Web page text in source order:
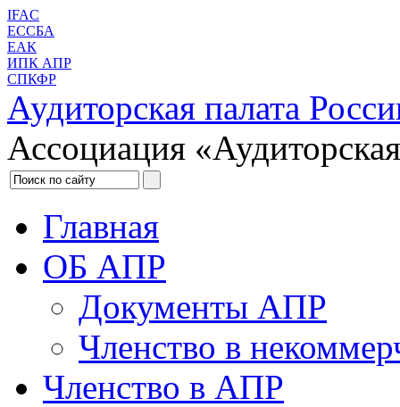
IFAC
ЕССБА
ЕАК
ИПК АПР
СПКФР
Аудиторская палата
Ассоциация
Главная
ОБ АПР
Документы АПР
Членство в
Членство в АПР